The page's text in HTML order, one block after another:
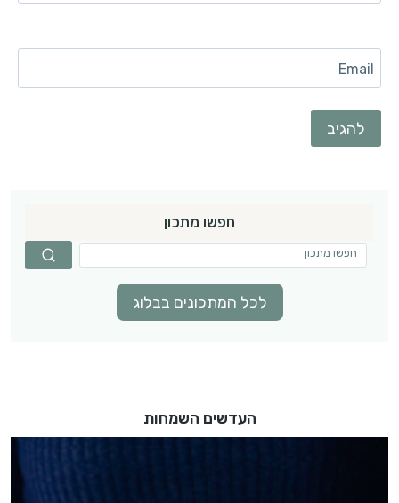
Email
חפשו מתכון
לכל המתכונים בבלוג
העדשים השמחות